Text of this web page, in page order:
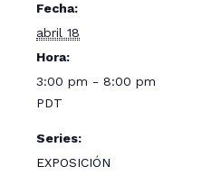
Fecha:
abril 18
Hora:
3:00 pm - 8:00 pm
PDT
Series:
EXPOSICIÓN